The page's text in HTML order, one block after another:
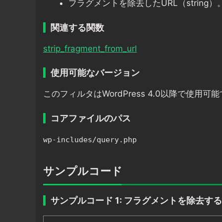
フラグメントを除去したURL（string）。
関連する関数
strip_fragment_from_url
使用可能なバージョン
このフィルタはWordPress 4.0以降で使用可能
コアファイルのパス
wp-includes/query.php
サンプルコード
サンプルコード 1: フラグメントを除去する